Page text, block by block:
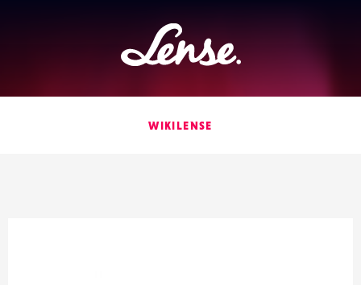
Lense
WIKILENSE